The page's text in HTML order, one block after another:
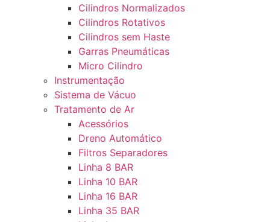
Cilindros Normalizados
Cilindros Rotativos
Cilindros sem Haste
Garras Pneumáticas
Micro Cilindro
Instrumentação
Sistema de Vácuo
Tratamento de Ar
Acessórios
Dreno Automático
Filtros Separadores
Linha 8 BAR
Linha 10 BAR
Linha 16 BAR
Linha 35 BAR